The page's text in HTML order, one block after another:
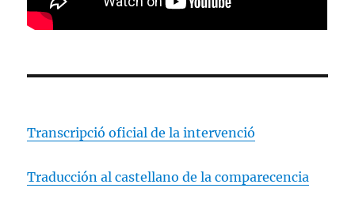
Transcripció oficial de la intervenció
Traducción al castellano de la comparecencia